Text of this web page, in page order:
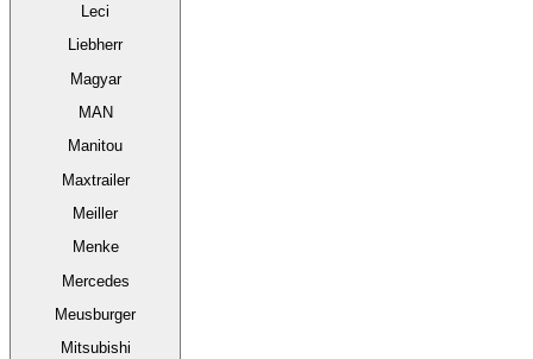
Leci
Liebherr
Magyar
MAN
Manitou
Maxtrailer
Meiller
Menke
Mercedes
Meusburger
Mitsubishi